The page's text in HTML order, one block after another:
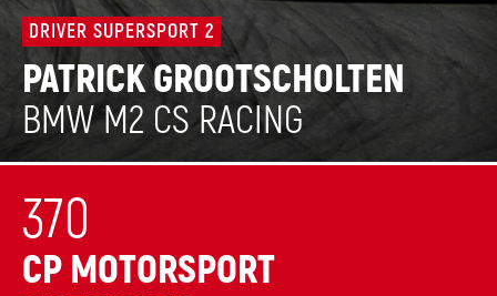
DRIVER SUPERSPORT 2
PATRICK GROOTSCHOLTEN
BMW M2 CS RACING
370
CP MOTORSPORT